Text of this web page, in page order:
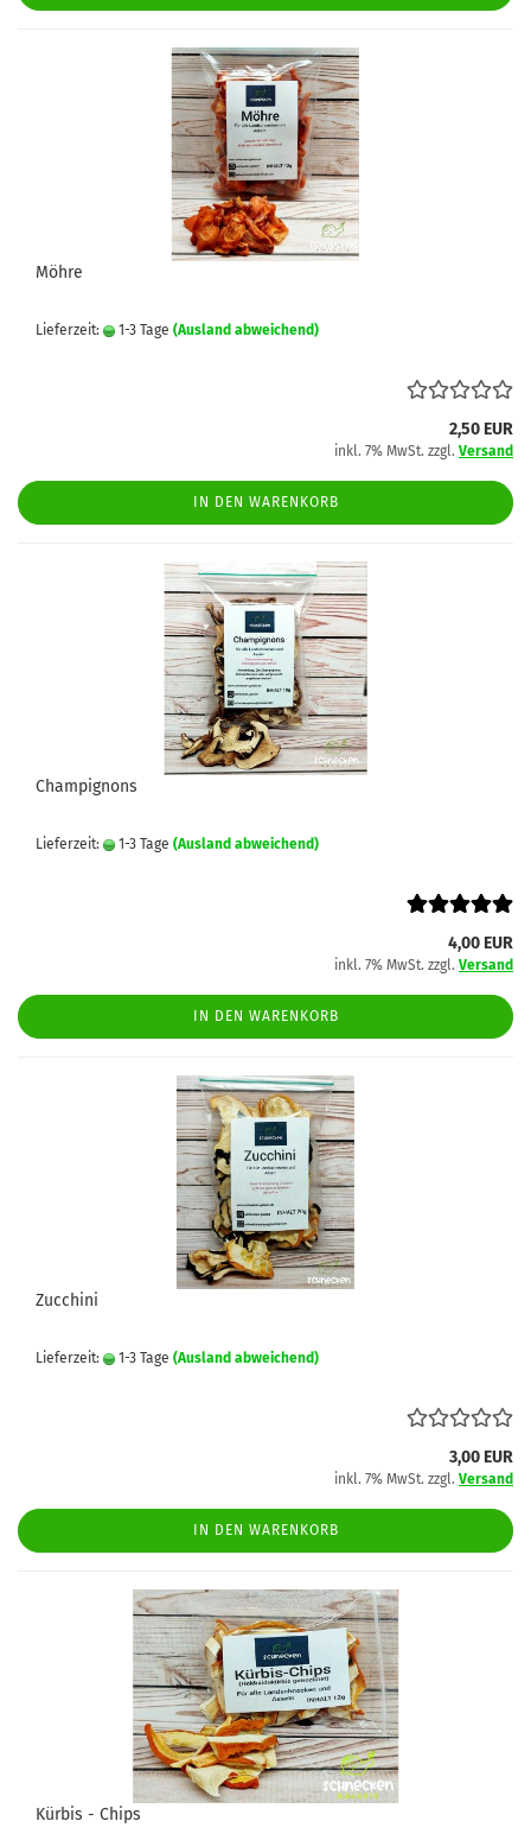
Möhre
Lieferzeit: 1-3 Tage (Ausland abweichend)
2,50 EUR
inkl. 7% MwSt. zzgl. Versand
IN DEN WARENKORB
Champignons
Lieferzeit: 1-3 Tage (Ausland abweichend)
4,00 EUR
inkl. 7% MwSt. zzgl. Versand
IN DEN WARENKORB
Zucchini
Lieferzeit: 1-3 Tage (Ausland abweichend)
3,00 EUR
inkl. 7% MwSt. zzgl. Versand
IN DEN WARENKORB
Kürbis - Chips